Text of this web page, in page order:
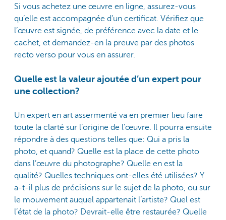
Si vous achetez une œuvre en ligne, assurez-vous
qu’elle est accompagnée d’un certificat. Vérifiez que
l’œuvre est signée, de préférence avec la date et le
cachet, et demandez-en la preuve par des photos
recto verso pour vous en assurer.
Quelle est la valeur ajoutée d’un expert pour
une collection?
Un expert en art assermenté va en premier lieu faire
toute la clarté sur l’origine de l’œuvre. Il pourra ensuite
répondre à des questions telles que: Qui a pris la
photo, et quand? Quelle est la place de cette photo
dans l’œuvre du photographe? Quelle en est la
qualité? Quelles techniques ont-elles été utilisées? Y
a-t-il plus de précisions sur le sujet de la photo, ou sur
le mouvement auquel appartenait l’artiste? Quel est
l’état de la photo? Devrait-elle être restaurée? Quelle